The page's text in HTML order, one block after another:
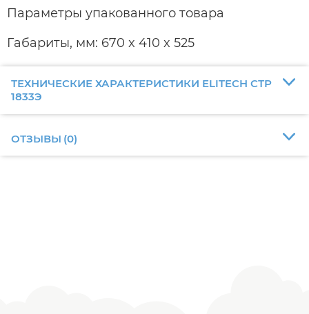
Параметры упакованного товара
Габариты, мм: 670 x 410 x 525
ТЕХНИЧЕСКИЕ ХАРАКТЕРИСТИКИ ELITECH СТР
1833Э
ОТЗЫВЫ (0)